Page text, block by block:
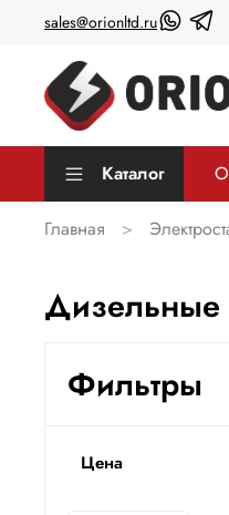
sales@orionltd.ru
Каталог О
Главная
Дизельные
Фильтры
Цена